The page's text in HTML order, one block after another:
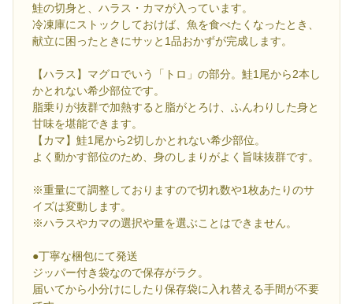
鮭の切身と、ハラス・カマが入っています。
冷凍庫にストックしておけば、魚を食べたくなったとき、
献立に困ったときにサッと1品おかずが完成します。
【ハラス】マグロでいう「トロ」の部分。鮭1尾から2本し
かとれない希少部位です。
脂乗りが抜群で加熱すると脂がとろけ、ふんわりした身と
甘味を堪能できます。
【カマ】鮭1尾から2切しかとれない希少部位。
よく動かす部位のため、身のしまりがよく旨味抜群です。
※重量にて調整しておりますので切れ数や1枚あたりのサ
イズは変動します。
※ハラスやカマの選択や量を選ぶことはできません。
●丁寧な梱包にて発送
ジッパー付き袋なので保存がラク。
届いてから小分けにしたり保存袋に入れ替える手間が不要